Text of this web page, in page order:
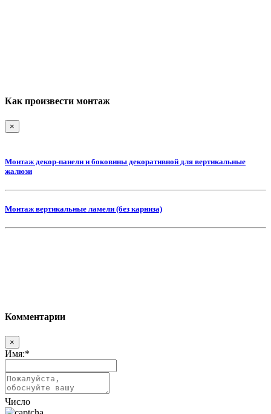
Как произвести монтаж
×
Монтаж декор-панели и боковины декоративной для вертикальные
жалюзи
Монтаж вертикальные ламели (без карниза)
Комментарии
×
Имя:*
Число